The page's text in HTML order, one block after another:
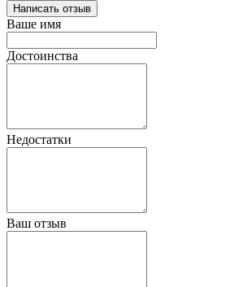
Написать отзыв
Ваше имя
Достоинства
Недостатки
Ваш отзыв